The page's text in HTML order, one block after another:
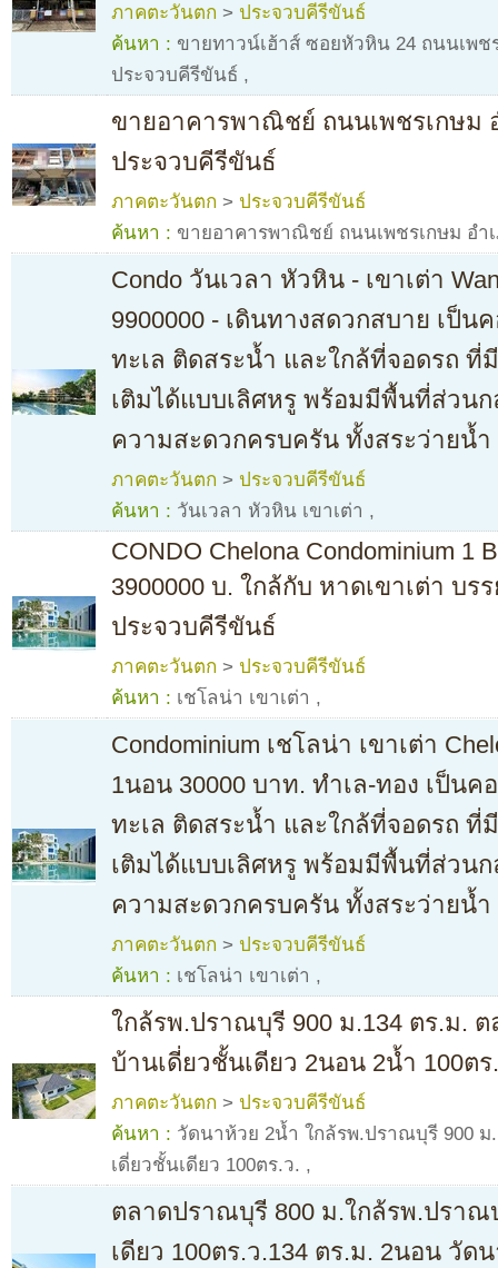
ภาคตะวันตก > ประจวบคีรีขันธ์
ค้นหา : ขายทาวน์เฮ้าส์ ซอยหัวหิน 24 ถนนเพช
ประจวบคีรีขันธ์ ,
ขายอาคารพาณิชย์ ถนนเพชรเกษม
ประจวบคีรีขันธ์
ภาคตะวันตก > ประจวบคีรีขันธ์
ค้นหา : ขายอาคารพาณิชย์ ถนนเพชรเกษม อำ
Condo วันเวลา หัวหิน - เขาเต่า
9900000 - เดินทางสดวกสบาย เป็
ทะเล ติดสระน้ำ และใกล้ที่จอดรถ ที่
เติมได้แบบเลิศหรู พร้อมมีพื้นที่ส่วน
ความสะดวกครบครัน ทั้งสระว่ายน้ำ
ภาคตะวันตก > ประจวบคีรีขันธ์
ค้นหา : วันเวลา หัวหิน เขาเต่า ,
CONDO Chelona Condominium 1
3900000 บ. ใกล้กับ หาดเขาเต่า บร
ประจวบคีรีขันธ์
ภาคตะวันตก > ประจวบคีรีขันธ์
ค้นหา : เชโลน่า เขาเต่า ,
Condominium เชโลน่า เขาเต่า
1นอน 30000 บาท. ทำเล-ทอง เป็น
ทะเล ติดสระน้ำ และใกล้ที่จอดรถ ที่
เติมได้แบบเลิศหรู พร้อมมีพื้นที่ส่วน
ความสะดวกครบครัน ทั้งสระว่ายน้ำ
ภาคตะวันตก > ประจวบคีรีขันธ์
ค้นหา : เชโลน่า เขาเต่า ,
ใกล้รพ.ปราณบุรี 900 ม.134 ตร.ม.
บ้านเดี่ยวชั้นเดียว 2นอน 2น้ำ 100ต
ภาคตะวันตก > ประจวบคีรีขันธ์
ค้นหา : วัดนาห้วย 2น้ำ ใกล้รพ.ปราณบุรี 900
เดี่ยวชั้นเดียว 100ตร.ว. ,
ตลาดปราณบุรี 800 ม.ใกล้รพ.ปราณ
เดียว 100ตร.ว.134 ตร.ม. 2นอน วัด